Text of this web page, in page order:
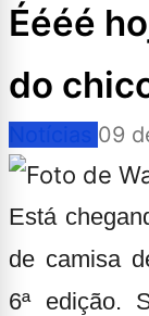
Éééé
do
09
Está
de camisa
6ª edição.